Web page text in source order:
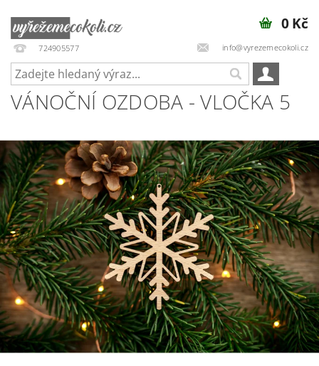
724905577 info@vyrezemecokoli.cz
0 Kč
VÁNOČNÍ OZDOBA - VLOČKA 5